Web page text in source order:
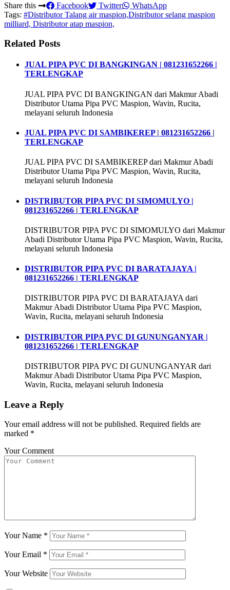
Share this Facebook Twitter
WhatsApp
Tags: #Distributor Talang air maspion,Distributor selang maspion
milliard, Distributor atap maspion,
Related Posts
JUAL PIPA PVC DI BANGKINGAN | 081231652266 |
TERLENGKAP
JUAL PIPA PVC DI BANGKINGAN dari Makmur Abadi
Distributor Utama Pipa PVC Maspion, Wavin, Rucita,
melayani seluruh Indonesia
JUAL PIPA PVC DI SAMBIKEREP | 081231652266 |
TERLENGKAP
JUAL PIPA PVC DI SAMBIKEREP dari Makmur Abadi
Distributor Utama Pipa PVC Maspion, Wavin, Rucita,
melayani seluruh Indonesia
DISTRIBUTOR PIPA PVC DI SIMOMULYO |
081231652266 | TERLENGKAP
DISTRIBUTOR PIPA PVC DI SIMOMULYO dari Makmur
Abadi Distributor Utama Pipa PVC Maspion, Wavin, Rucita,
melayani seluruh Indonesia
DISTRIBUTOR PIPA PVC DI BARATAJAYA |
081231652266 | TERLENGKAP
DISTRIBUTOR PIPA PVC DI BARATAJAYA dari
Makmur Abadi Distributor Utama Pipa PVC Maspion,
Wavin, Rucita, melayani seluruh Indonesia
DISTRIBUTOR PIPA PVC DI GUNUNGANYAR |
081231652266 | TERLENGKAP
DISTRIBUTOR PIPA PVC DI GUNUNGANYAR dari
Makmur Abadi Distributor Utama Pipa PVC Maspion,
Wavin, Rucita, melayani seluruh Indonesia
Leave a Reply
Your email address will not be published. Required fields are
marked *
Your Comment
Your Name *
Your Email *
Your Website